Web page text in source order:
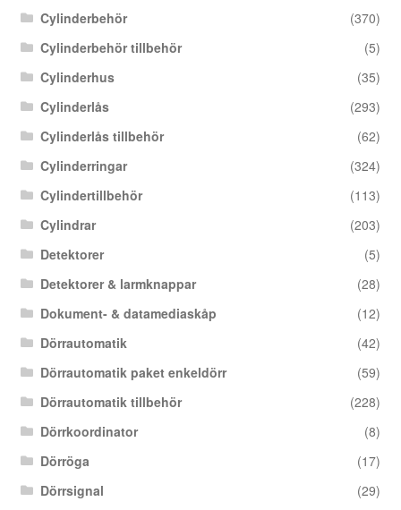
Cylinderbehör
(370)
Cylinderbehör tillbehör
(5)
Cylinderhus
(35)
Cylinderlås
(293)
Cylinderlås tillbehör
(62)
Cylinderringar
(324)
Cylindertillbehör
(113)
Cylindrar
(203)
Detektorer
(5)
Detektorer & larmknappar
(28)
Dokument- & datamediaskåp
(12)
Dörrautomatik
(42)
Dörrautomatik paket enkeldörr
(59)
Dörrautomatik tillbehör
(228)
Dörrkoordinator
(8)
Dörröga
(17)
Dörrsignal
(29)